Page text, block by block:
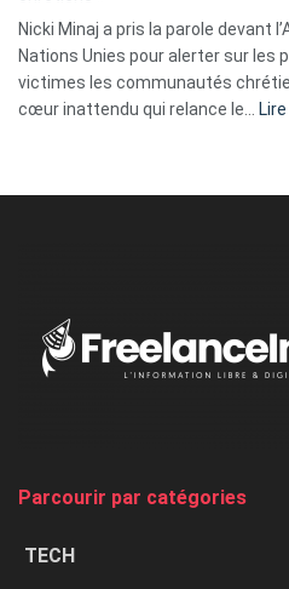
Nicki Minaj a pris la parole devant
Nations Unies pour alerter sur les
victimes les communautés
cœur inattendu qui relance le…
Parcourir par catégories
TECH